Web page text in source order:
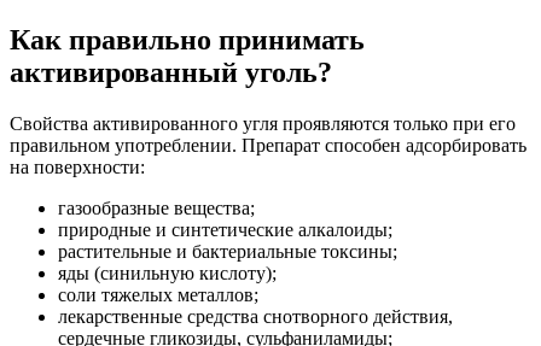
Как правильно принимать
активированный уголь?
Свойства активированного угля проявляются только при его
правильном употреблении. Препарат способен адсорбировать
на поверхности:
газообразные вещества;
природные и синтетические алкалоиды;
растительные и бактериальные токсины;
яды (синильную кислоту);
соли тяжелых металлов;
лекарственные средства снотворного действия,
сердечные гликозиды, сульфаниламиды;